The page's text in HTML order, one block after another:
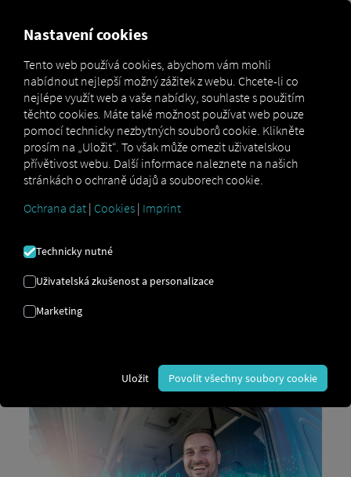
Glossar
Gesetzliche Fahrzeugprüfung: Abfahrtskontrolle
erklärt
PŘEDODJEZDOVÁ
KONTROLA
Předjízdní kontrolase týkázákonem nařízené
se zajistila jeho technická způsobilost a provozní
předejít nehodám nebo pokutám.
Nastavení cookies
Tento web používá cookies, abychom vám mohli
nabídnout nejlepší možný zážitek z webu. Chcete-li co
nejlépe využít web a vaše nabídky, souhlaste s použitím
těchto cookies. Máte také možnost používat web pouze
pomocí technicky nezbytných souborů cookie. Klikněte
prosím na „Uložit“. To však může omezit uživatelskou
přívětivost webu. Další informace naleznete na našich
stránkách o ochraně údajů a souborech cookie.
Ochrana dat | Cookies | Imprint
Technicky nutné
Uživatelská zkušenost a personalizace
Marketing
Uložit Povolit všechny soubory cookie